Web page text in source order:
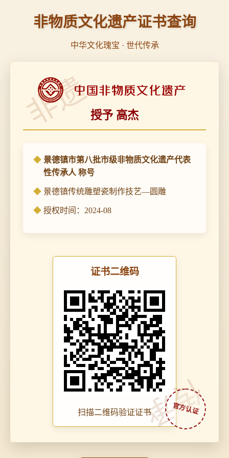
非物质文化遗产证书查询
中华文化瑰宝 · 世代传承
非遗
传承
授予 高杰
景德镇市第八批市级非物质文化遗产代表
性传承人 称号
景德镇传统雕塑瓷制作技艺—圆雕
授权时间：2024-08
证书二维码
扫描二维码验证证书